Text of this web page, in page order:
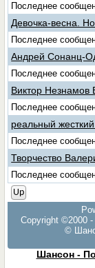
Последнее
Девочка-весна.
Последнее
Андрей Сонанц-
Последнее
Виктор Незнамов
Последнее
реальный
Последнее
Творчество
Последнее
Up
Copyright ©2000
©
Шансон -